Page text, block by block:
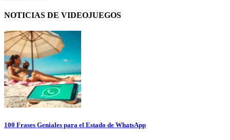
NOTICIAS DE VIDEOJUEGOS
100 Frases Geniales para el Estado de WhatsApp